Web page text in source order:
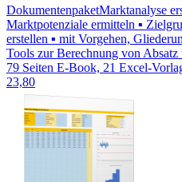
DokumentenpaketMarktanalyse
Marktpotenziale ermitteln ▪
erstellen ▪ mit Vorgehen,
Tools zur Berechnung von Absatz
79 Seiten E-Book, 21 Excel-
23,80